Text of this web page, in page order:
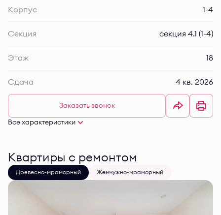
Корпус 1-4
Секция секция 4.1 (1-4)
Этаж 18
Сдача 4 кв. 2026
Заказать звонок
Все характеристики
Квартиры с ремонтом
Древесно-мраморный Жемчужно-мраморный